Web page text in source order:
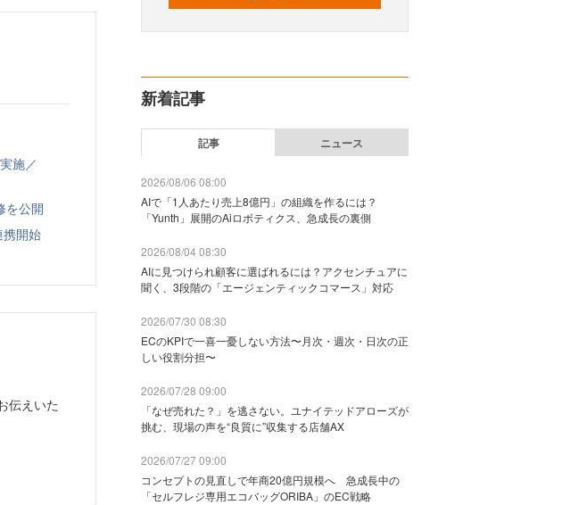
施／
を公開
携開始
伝えいた
新着記事
記事 ニュース
2026/08/06 08:00
AIで「1人あたり売上8億円」の組織を作るには？
「Yunth」展開のAiロボティクス、急成長の裏側
2026/08/04 08:30
AIに見つけられ顧客に選ばれるには？アクセンチュアに
聞く、3段階の「エージェンティックコマース」対応
2026/07/30 08:30
ECのKPIで一喜一憂しない方法〜月次・週次・日次の正
しい役割分担〜
2026/07/28 09:00
「なぜ売れた？」を逃さない。ユナイテッドアローズが
挑む、現場の声を“良質に”収集する店舗AX
2026/07/27 09:00
コンセプトの見直しで年商20億円規模へ 急成長中の
「セルフレジ専用エコバッグORIBA」のEC戦略